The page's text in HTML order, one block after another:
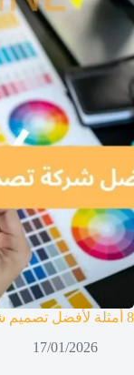
8 أمثلة لأفضل تصميم شعارات للشركات في الإمارات
17/01/2026